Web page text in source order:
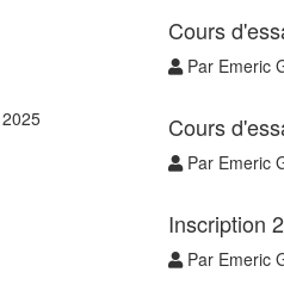
Cours
Par Emeric
Cours
Par Emeric
Inscription
Par Emeric